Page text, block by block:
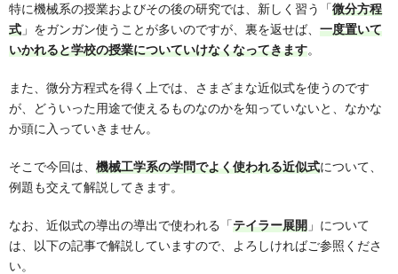
特に機械系の授業およびその後の研究では、新しく習う「微分方程
式 」をガンガン使うことが多いのですが、裏を返せば、 一度置いて
いかれると学校の授業についていけなくなってきます。
また、微分方程式を得く上では、さまざまな近似式を使うのです
が、どういった用途で使えるものなのかを知っていないと、なかな
か頭に入っていきません。
そこで今回は、 機械工学系の学問でよく使われる近似式について、
例題も交えて解説してきます。
なお、近似式の導出の導出で使われる「テイラー展開 」について
は、以下の記事で解説していますので、よろしければご参照くださ
い。